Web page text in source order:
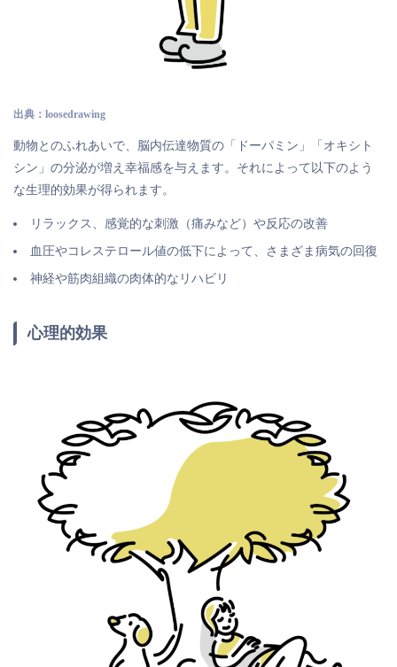
出典：loosedrawing
動物とのふれあいで、脳内伝達物質の「ドーパミン」「オキシト
シン」の分泌が増え幸福感を与えます。それによって以下のよう
な生理的効果が得られます。
リラックス、感覚的な刺激（痛みなど）や反応の改善
血圧やコレステロール値の低下によって、さまざま病気の回復
神経や筋肉組織の肉体的なリハビリ
心理的効果